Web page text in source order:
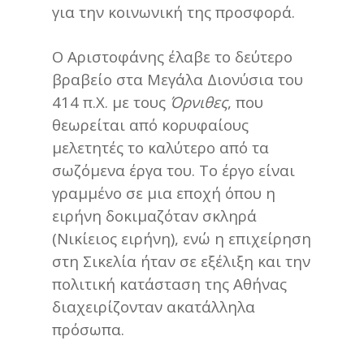
για την κοινωνική της προσφορά.
Ο Αριστοφάνης έλαβε το δεύτερο
βραβείο στα Μεγάλα Διονύσια του
414 π.Χ. με τους Όρνιθες, που
θεωρείται από κορυφαίους
μελετητές το καλύτερο από τα
σωζόμενα έργα του. Το έργο είναι
γραμμένο σε μια εποχή όπου η
ειρήνη δοκιμαζόταν σκληρά
(Νικίειος ειρήνη), ενώ η επιχείρηση
στη Σικελία ήταν σε εξέλιξη και την
πολιτική κατάσταση της Αθήνας
διαχειρίζονταν ακατάλληλα
πρόσωπα.